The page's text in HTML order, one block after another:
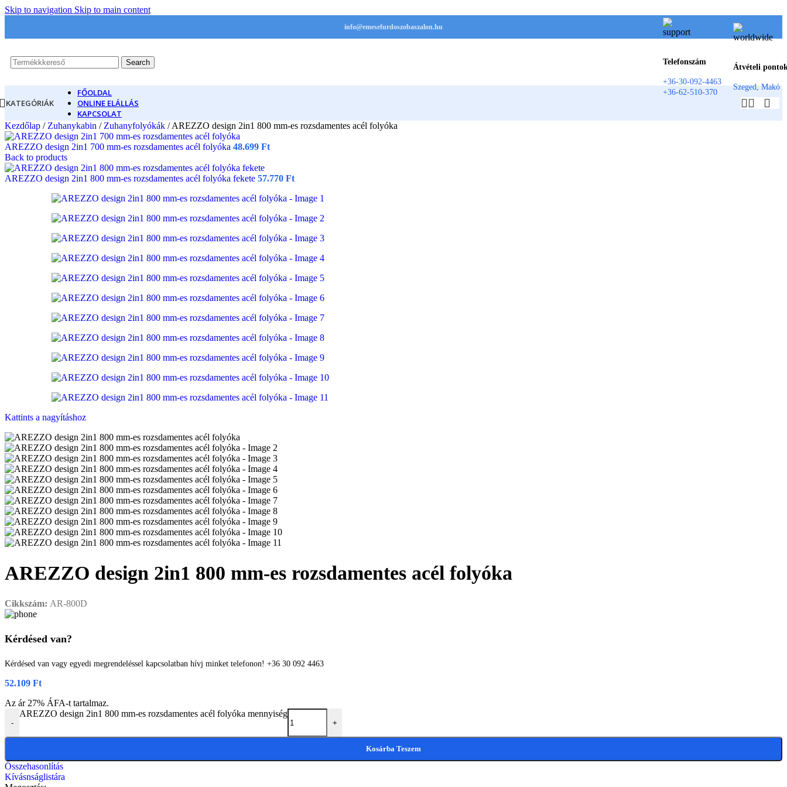
Skip to navigation Skip to main content
info@emesefurdoszobaszalon.hu
Search Telefonszám
+36-30-092-4463
+36-62-510-370
Átvételi
Szeged, Makó
KATEGÓRIÁK
FŐOLDAL
ONLINE ELÁLLÁS
KAPCSOLAT
Kezdőlap / Zuhanykabin / Zuhanyfolyókák / AREZZO design 2in1 800 mm-es rozsdamentes acél folyóka
AREZZO design 2in1 700 mm-es rozsdamentes acél folyóka 48.699 Ft
Back to products
AREZZO design 2in1 800 mm-es rozsdamentes acél folyóka fekete 57.770 Ft
Kattints a nagyításhoz
AREZZO design 2in1 800 mm-es rozsdamentes acél folyóka
Cikkszám: AR-800D
Kérdésed van?
Kérdésed van vagy egyedi megrendeléssel kapcsolatban hívj minket telefonon! +36 30 092 4463
52.109 Ft
Az ár 27% ÁFA-t tartalmaz.
-
AREZZO design 2in1 800 mm-es rozsdamentes acél folyóka mennyiség
+
Kosárba Teszem
Összehasonlítás
Kívásnságlistára